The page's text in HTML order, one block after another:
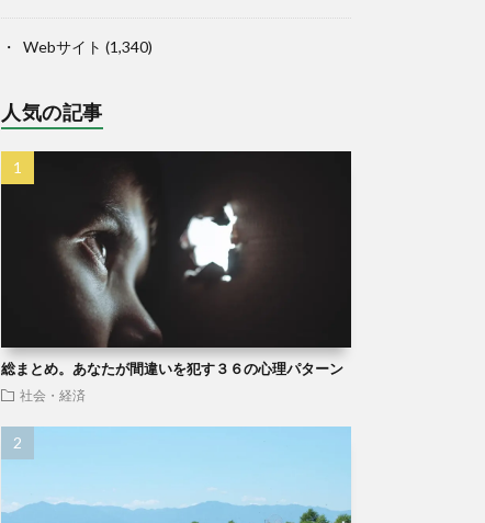
Webサイト (1,340)
人気の記事
総まとめ。あなたが間違いを犯す３６の心理パターン
社会・経済